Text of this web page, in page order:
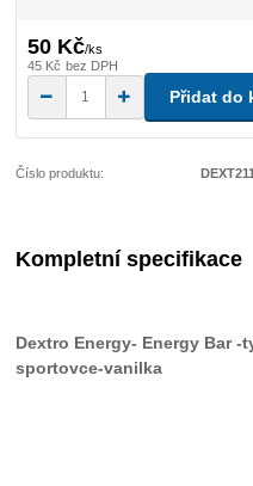
50 Kč/ks
45 Kč bez DPH
Přidat do
Číslo produktu: DEXT211
Kompletní specifikace
Dextro Energy- Energy Bar
sportovce-vanilka